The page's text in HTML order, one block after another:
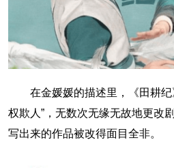
在金媛媛的描述里，《田耕纪
权欺人”，无数次无缘无故地更改
写出来的作品被改得面目全非。